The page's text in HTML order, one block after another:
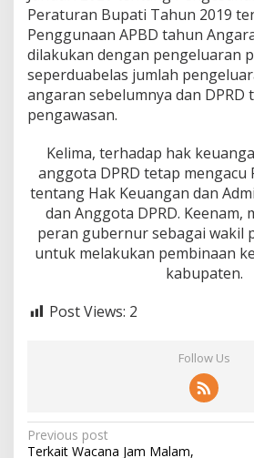
Peraturan Bupati Tahun 2019
Penggunaan APBD tahun
dilakukan dengan pengeluaran
seperduabelas jumlah
angaran sebelumnya dan DPRD
pengawasan.
Kelima, terhadap hak
anggota DPRD tetap mengacu
tentang Hak Keuangan dan
dan Anggota DPRD. Keenam,
peran gubernur sebagai wakil
untuk melakukan pembinaan
kabupaten.
Post Views: 2
Follow Us
P
Previous post
Terkait Wacana Jam Malam,